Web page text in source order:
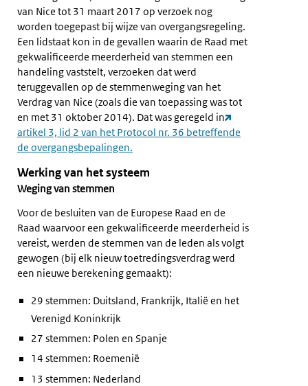
van Nice tot 31 maart 2017 op verzoek nog
worden toegepast bij wijze van overgangsregeling.
Een lidstaat kon in de gevallen waarin de Raad met
gekwalificeerde meerderheid van stemmen een
handeling vaststelt, verzoeken dat werd
teruggevallen op de stemmenweging van het
Verdrag van Nice (zoals die van toepassing was tot
en met 31 oktober 2014). Dat was geregeld in
artikel 3, lid 2 van het Protocol nr. 36 betreffende
de overgangsbepalingen.
Werking van het systeem
Weging van stemmen
Voor de besluiten van de Europese Raad en de
Raad waarvoor een gekwalificeerde meerderheid is
vereist, werden de stemmen van de leden als volgt
gewogen (bij elk nieuw toetredingsverdrag werd
een nieuwe berekening gemaakt):
29 stemmen: Duitsland, Frankrijk, Italië en het
Verenigd Koninkrijk
27 stemmen: Polen en Spanje
14 stemmen: Roemenië
13 stemmen: Nederland